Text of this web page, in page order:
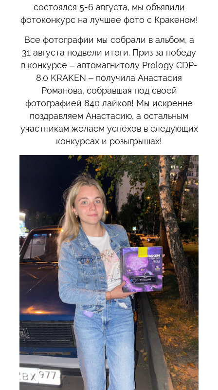
состоялся 5-6 августа, мы объявили
фотоконкурс на лучшее фото с Кракеном!
Все фотографии мы собрали в альбом, а
31 августа подвели итоги. Приз за победу
в конкурсе – автомагнитолу Prology CDP-
8.0 KRAKEN – получила Анастасия
Романова, собравшая под своей
фотографией 840 лайков! Мы искренне
поздравляем Анастасию, а остальным
участникам желаем успехов в следующих
конкурсах и розыгрышах!